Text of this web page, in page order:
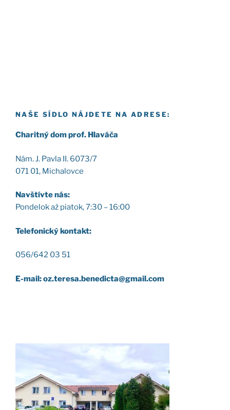
NAŠE SÍDLO NÁJDETE NA ADRESE:
Cha­rit­ný dom prof. Hla­vá­ča
Nám. J. Pav­la II. 6073/7
071 01, Micha­lov­ce
Nav­štív­te nás:
Pon­de­lok až pia­tok, 7:30 – 16:00
Tele­fo­nic­ký kon­takt:
056/642 03 51
E-mail: oz.teresa.benedicta@gmail.com